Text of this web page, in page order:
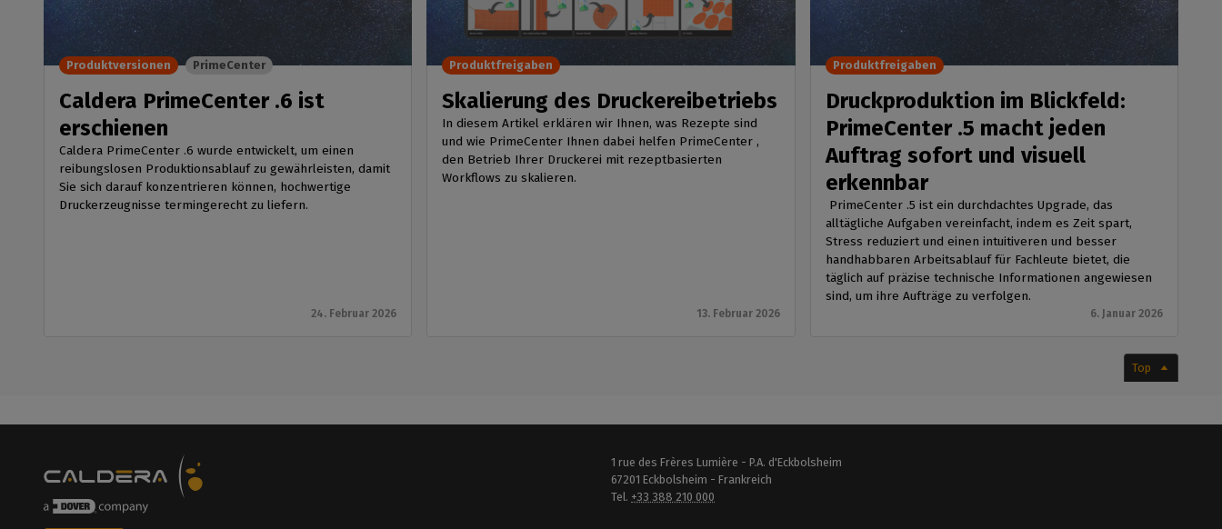
Caldera PrimeCenter .6 ist
erschienen
Caldera PrimeCenter .6 wurde entwickelt, um einen
reibungslosen Produktionsablauf zu gewährleisten, damit
Sie sich darauf konzentrieren können, hochwertige
Druckerzeugnisse termingerecht zu liefern.
24. Februar 2026
Produktversionen PrimeCenter
Skalierung des Druckereibetriebs
In diesem Artikel erklären wir Ihnen, was Rezepte sind
und wie PrimeCenter Ihnen dabei helfen PrimeCenter ,
den Betrieb Ihrer Druckerei mit rezeptbasierten
Workflows zu skalieren.
13. Februar 2026
Produktfreigaben
Druckproduktion im Blickfeld:
PrimeCenter .5 macht jeden
Auftrag sofort und visuell
erkennbar
PrimeCenter .5 ist ein durchdachtes Upgrade, das
alltägliche Aufgaben vereinfacht, indem es Zeit spart,
Stress reduziert und einen intuitiveren und besser
handhabbaren Arbeitsablauf für Fachleute bietet, die
täglich auf präzise technische Informationen angewiesen
sind, um ihre Aufträge zu verfolgen.
6. Januar 2026
Produktfreigaben
Top
1 rue des Frères Lumière - P.A. d'Eckbolsheim
67201 Eckbolsheim - Frankreich
Tel. +33 388 210 000